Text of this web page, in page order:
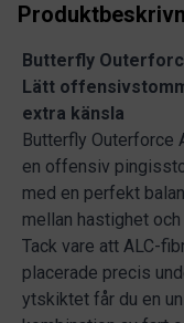
Butterfly
Lätt
extra känsla
Butterfly Outerforce
en offensiv
med en perfekt
mellan hastighet
Tack vare att ALC-
placerade precis
ytskiktet får du en